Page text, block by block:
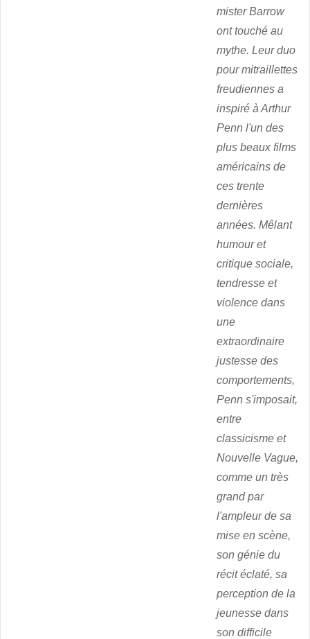
mister Barrow
ont touché au
mythe. Leur duo
pour mitraillettes
freudiennes a
inspiré à Arthur
Penn l'un des
plus beaux films
américains de
ces trente
dernières
années. Mêlant
humour et
critique sociale,
tendresse et
violence dans
une
extraordinaire
justesse des
comportements,
Penn s'imposait,
entre
classicisme et
Nouvelle Vague,
comme un très
grand par
l'ampleur de sa
mise en scène,
son génie du
récit éclaté, sa
perception de la
jeunesse dans
son difficile